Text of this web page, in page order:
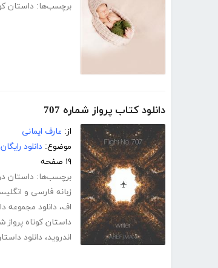
برچسب‌ها: داستان
دانلود کتاب پرواز شماره 707
از: عارف ایمانی
موضوع: دانلود
۱۹ صفحه
برچسب‌ها: داستان
زبانه فارسی و
اف، دانلود مجموعه
داستان کوتاه پرواز
اندروید، دانلود داستان